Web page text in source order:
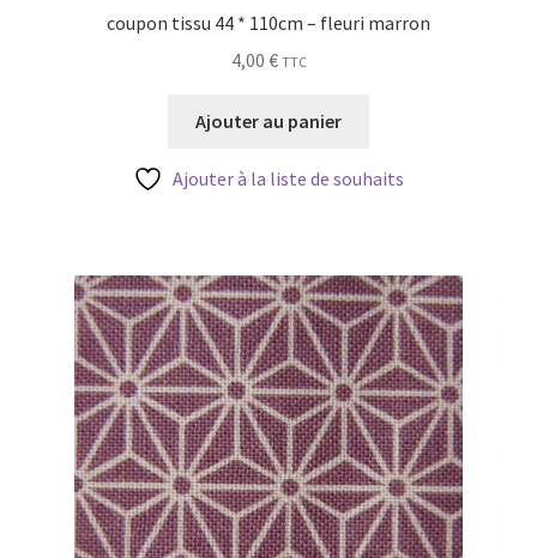
coupon tissu 44 * 110cm – fleuri marron
4,00 € TTC
Ajouter au panier
Ajouter à la liste de souhaits